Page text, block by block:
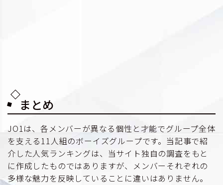
まとめ
JO1は、各メンバーが異なる個性と才能でグループ全体
を支える11人組のボーイズグループです。当記事で紹
介した人気ランキングは、当サイト独自の調査をもと
に作成したものではありますが、メンバーそれぞれの
多様な魅力を反映していることに違いはありません。